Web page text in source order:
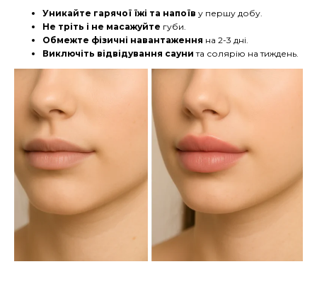
Уникайте гарячої їжі та напоїв у першу добу.
Не тріть і не масажуйте губи.
Обмежте фізичні навантаження на 2-3 дні.
Виключіть відвідування сауни та солярію на тиждень.